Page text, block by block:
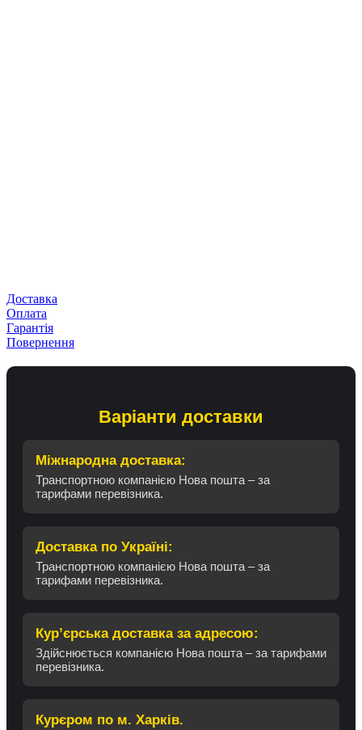
Доставка
Оплата
Гарантія
Повернення
Варіанти доставки
Міжнародна доставка:
Транспортною компанією Нова пошта – за
тарифами перевізника.
Доставка по Україні:
Транспортною компанією Нова пошта – за
тарифами перевізника.
Кур’єрська доставка за адресою:
Здійснюється компанією Нова пошта – за тарифами
перевізника.
Курєром по м. Харків.